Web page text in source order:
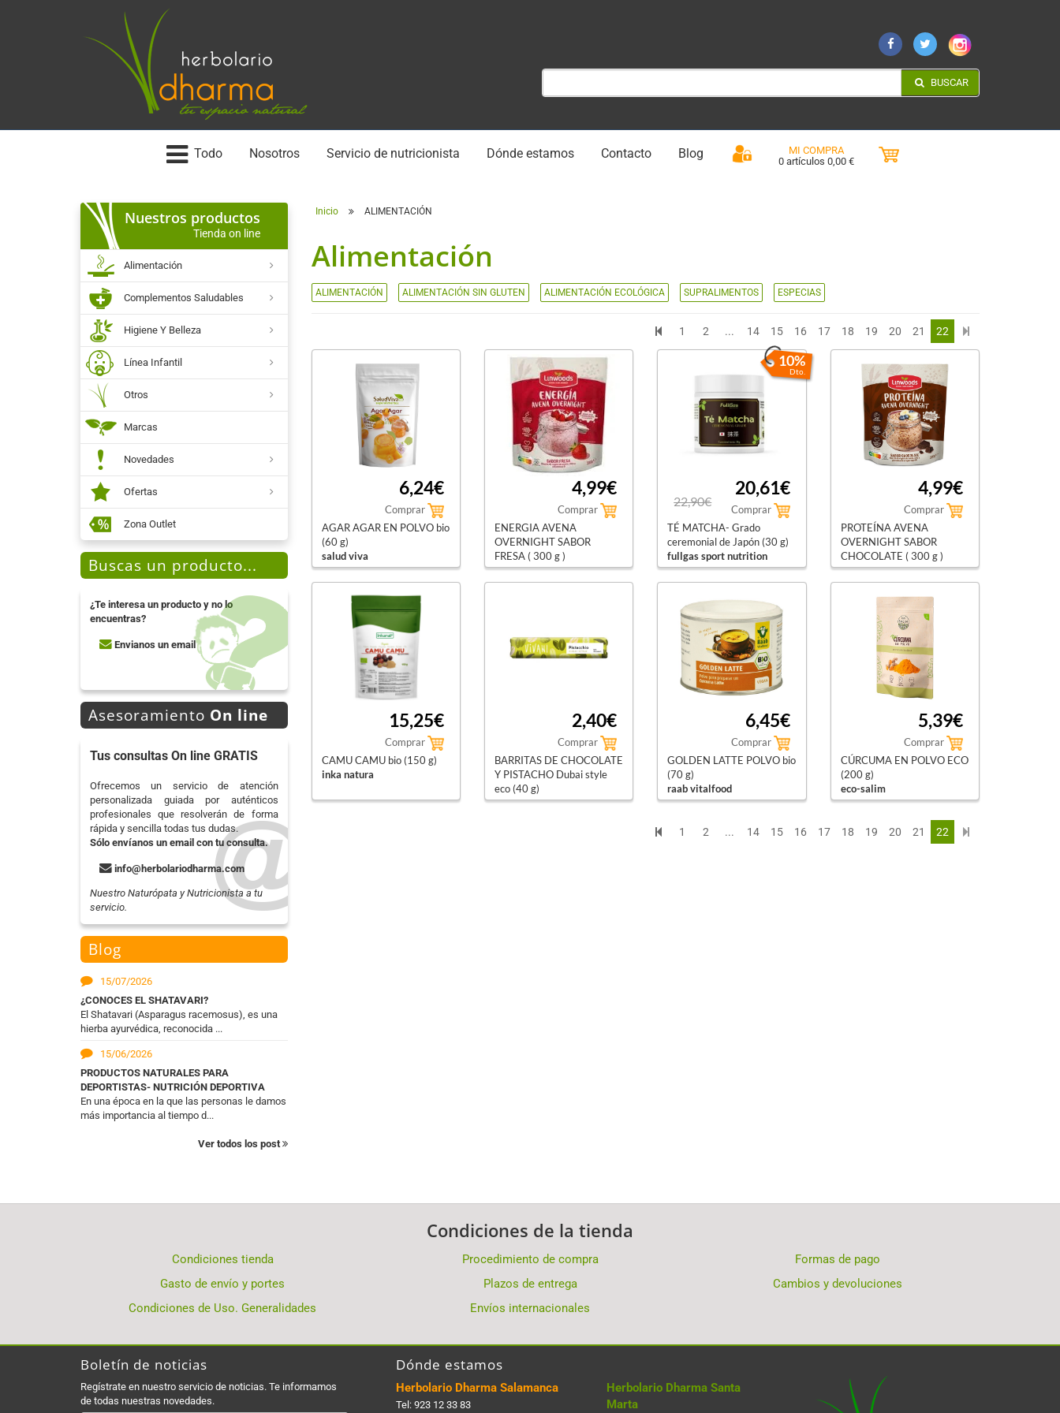
BUSCAR
Todo Nosotros Servicio de nutricionista Dónde estamos Contacto Blog
MI COMPRA
0 artículos 0,00 €
Nuestros productos
Tienda on line
Alimentación
Complementos Saludables
Higiene Y Belleza
Línea Infantil
Otros
Marcas
Novedades
Ofertas
Zona Outlet
Buscas un producto...
¿Te interesa un producto y no lo
encuentras?
Envianos un email
Asesoramiento On line
Tus consultas On line GRATIS
Ofrecemos un servicio de atención
personalizada guiada por auténticos
profesionales que resolverán de forma
rápida y sencilla todas tus dudas.
Sólo envíanos un email con tu consulta.
info@herbolariodharma.com
Nuestro Naturópata y Nutricionista a tu
servicio.
Blog
15/07/2026
¿CONOCES EL SHATAVARI?
El Shatavari (Asparagus racemosus), es una
hierba ayurvédica, reconocida ...
15/06/2026
PRODUCTOS NATURALES PARA
DEPORTISTAS- NUTRICIÓN DEPORTIVA
En una época en la que las personas le damos
más importancia al tiempo d...
Ver todos los post
Inicio ALIMENTACIÓN
Alimentación
ALIMENTACIÓN ALIMENTACIÓN SIN GLUTEN ALIMENTACIÓN ECOLÓGICA SUPRALIMENTOS ESPECIAS
1 2 ... 14 15 16 17 18 19 20 21 22
6,24€
Comprar
AGAR AGAR EN POLVO bio
(60 g)
salud viva
4,99€
Comprar
ENERGIA AVENA
OVERNIGHT SABOR
FRESA ( 300 g )
linwoods
10%
Dto.
22,90€
20,61€
Comprar
TÉ MATCHA- Grado
ceremonial de Japón (30 g)
fullgas sport nutrition
4,99€
Comprar
PROTEÍNA AVENA
OVERNIGHT SABOR
CHOCOLATE ( 300 g )
linwoods
15,25€
Comprar
CAMU CAMU bio (150 g)
inka natura
2,40€
Comprar
BARRITAS DE CHOCOLATE
Y PISTACHO Dubai style
eco (40 g)
vivani
6,45€
Comprar
GOLDEN LATTE POLVO bio
(70 g)
raab vitalfood
5,39€
Comprar
CÚRCUMA EN POLVO ECO
(200 g)
eco-salim
1 2 ... 14 15 16 17 18 19 20 21 22
Condiciones de la tienda
Condiciones tienda Procedimiento de compra
Formas de pago
Gasto de envío y portes
Plazos de entrega
Cambios y devoluciones
Condiciones de Uso. Generalidades
Envíos internacionales
Boletín de noticias
Regístrate en nuestro servicio de noticias. Te informamos
de todas nuestras novedades.
Dónde estamos
Herbolario Dharma Salamanca
Tel: 923 12 33 83
Herbolario Dharma Santa
Marta